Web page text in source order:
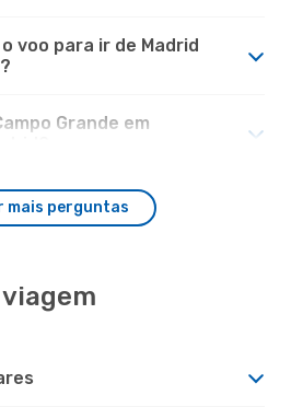
voo para ir de Madrid
Grande em
mais perguntas